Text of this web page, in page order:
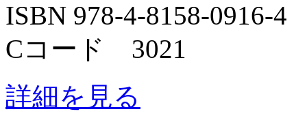
ISBN 978-4-8158-0916-4
Cコード 3021
詳細を見る